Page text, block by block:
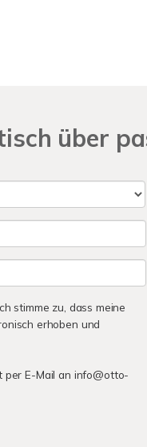
über
stimme zu, dass meine
erhoben und
per E-Mail an info@otto-